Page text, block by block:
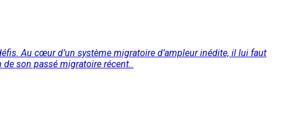
Au cœur d’un système migratoire d’ampleur inédite, il lui faut
son passé migratoire récent..